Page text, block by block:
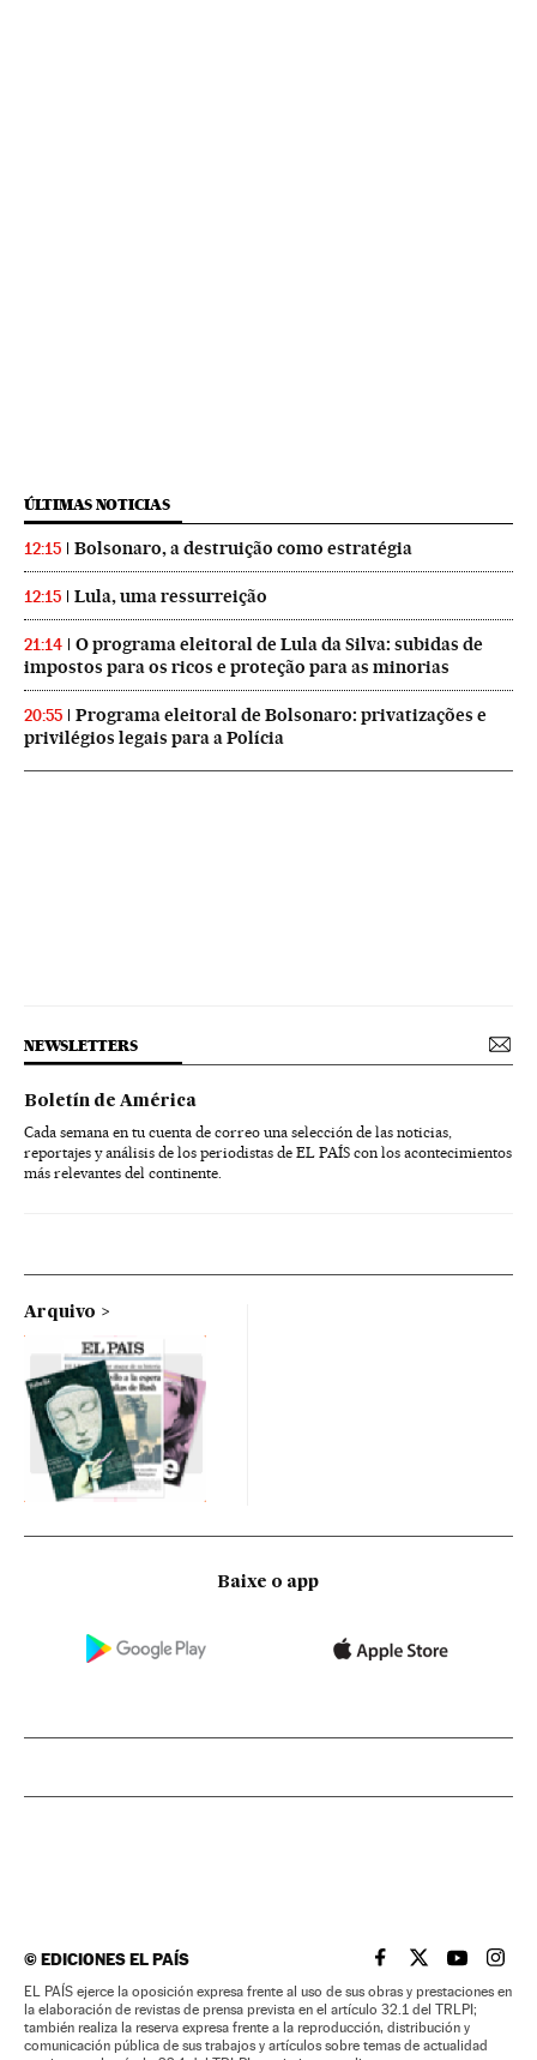
ÚLTIMAS NOTICIAS
12:15 Bolsonaro, a destruição como estratégia
12:15 Lula, uma ressurreição
21:14
O programa eleitoral de Lula da Silva: subidas de
impostos para os ricos e proteção para as minorias
20:55
Programa eleitoral de Bolsonaro: privatizações e
privilégios legais para a Polícia
NEWSLETTERS
Boletín de América
Cada semana en tu cuenta de correo una selección de las noticias,
reportajes y análisis de los periodistas de EL PAÍS con los acontecimientos
más relevantes del continente.
Arquivo
Baixe o app
©EDICIONES EL PAÍS EL PAÍS BRASIL EN
EL PAÍSEL PAÍS
EL
EL PAÍS ejerce la oposición expresa frente al uso de sus obras y prestaciones en
la elaboración de revistas de prensa prevista en el artículo 32.1 del TRLPI;
también realiza la reserva expresa frente a la reproducción, distribución y
comunicación pública de sus trabajos y artículos sobre temas de actualidad